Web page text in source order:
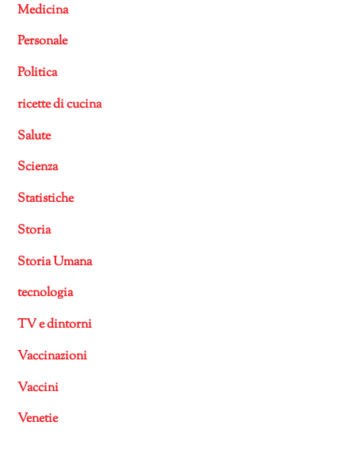
Medicina
Personale
Politica
ricette di cucina
Salute
Scienza
Statistiche
Storia
Storia Umana
tecnologia
TV e dintorni
Vaccinazioni
Vaccini
Venetie